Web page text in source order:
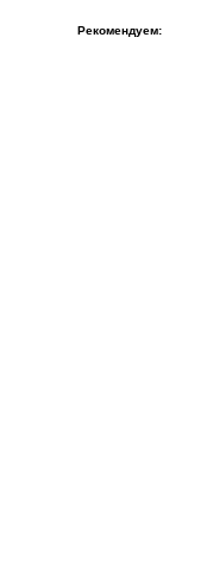
Рекомендуем: